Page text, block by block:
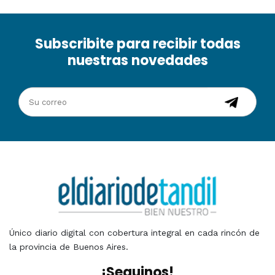
Subscribite para recibir todas
nuestras novedades
Único diario digital con cobertura integral en cada rincón de
la provincia de Buenos Aires.